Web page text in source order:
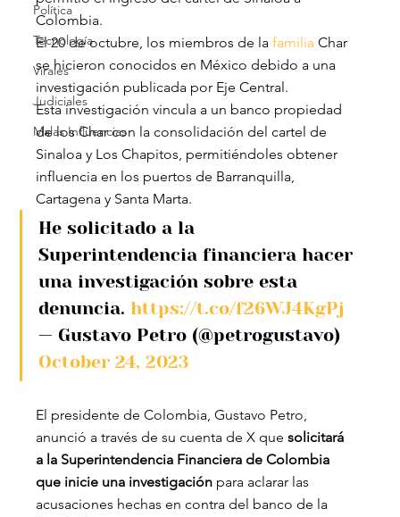
Política
Tecnología
Virales
Judiciales
Malas Influencias
Colombia.
El 20 de octubre, los miembros de la familia Char
se hicieron conocidos en México debido a una
investigación publicada por Eje Central.
Esta investigación vincula a un banco propiedad
de los Char con la consolidación del cartel de
Sinaloa y Los Chapitos, permitiéndoles obtener
influencia en los puertos de Barranquilla,
Cartagena y Santa Marta.
He solicitado a la
Superintendencia financiera hacer
una investigación sobre esta
denuncia. https://t.co/f26WJ4KgPj
— Gustavo Petro (@petrogustavo)
October 24, 2023
El presidente de Colombia, Gustavo Petro,
anunció a través de su cuenta de X que solicitará
a la Superintendencia Financiera de Colombia
que inicie una investigación para aclarar las
acusaciones hechas en contra del banco de la